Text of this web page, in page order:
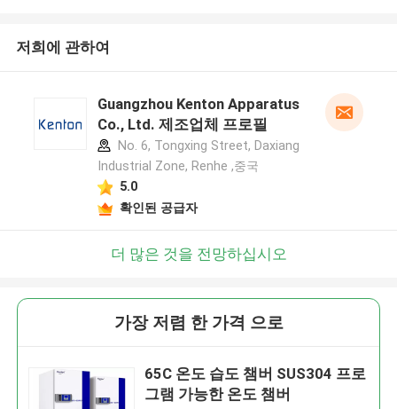
저희에 관하여
Guangzhou Kenton Apparatus
Co., Ltd. 제조업체 프로필
No. 6, Tongxing Street, Daxiang
Industrial Zone, Renhe ,중국
5.0
확인된 공급자
더 많은 것을 전망하십시오
가장 저렴 한 가격 으로
65C 온도 습도 챔버 SUS304 프로
그램 가능한 온도 챔버